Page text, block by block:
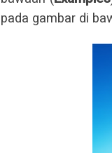
pada gambar di